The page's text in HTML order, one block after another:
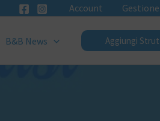
Account
B&B News Aggiungi